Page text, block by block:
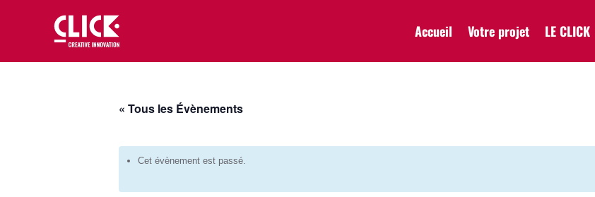
Accueil Votre projet LE CLICK
« Tous les Évènements
Cet évènement est passé.